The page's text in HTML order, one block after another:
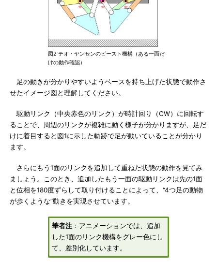
図2 テオ・ヤンセンのビースト機構（ある一面だ
けの動作確認）
足の動きが分かりやすいようベースを持ち上げた状態で動作さ
せたイメージ図と理解してください。
駆動リンク（中央赤色のリンク）が時計回り（CW）に回転す
ることで、周辺のリンクが複雑に動く様子が分かりますが、足だ
けに着目すると図1に示した軌跡で足が動いていることが分かり
ます。
さらにもう1面のリンクを追加して重ねた状態の動作を見てみ
ましょう。このとき、追加したもう一面の駆動リンクは先の1面
と位相を180度ずらして取り付けることによって、“4つ足の動物
が歩くような”動きを実現させています。
筆者注 ：アニメーションでは、追加
した1面のリンク機構をグレー色にし
て、差別化しています。